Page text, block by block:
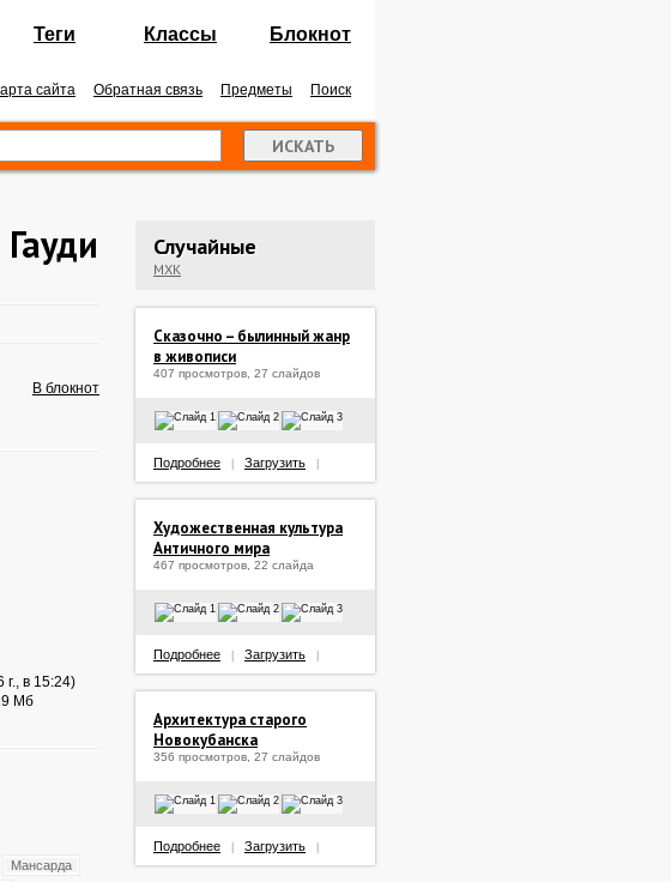
Теги Классы Блокнот
сайта Обратная связь Предметы Поиск
В блокнот
в 15:24)
Мб
Мансарда
Случайные
МХК
Сказочно – былинный жанр
в живописи
407 просмотров, 27 слайдов
Подробнее Загрузить
Художественная культура
Античного мира
467 просмотров, 22 слайда
Подробнее Загрузить
Архитектура старого
Новокубанска
356 просмотров, 27 слайдов
Подробнее Загрузить